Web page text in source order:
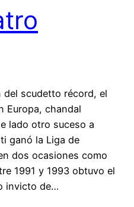
del scudetto récord, el
Europa, chandal
lado otro suceso a
ganó la Liga de
dos ocasiones como
1991 y 1993 obtuvo el
invicto de…